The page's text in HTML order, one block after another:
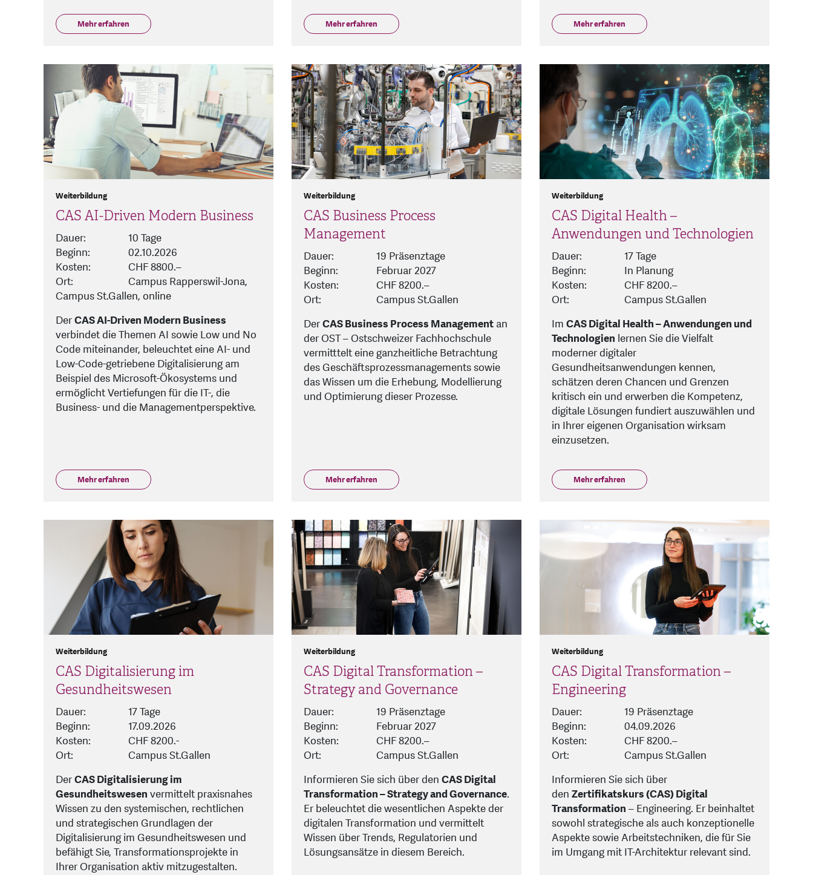
Mehr erfahren Mehr erfahren Mehr erfahren
Weiterbildung
CAS AI-Driven Modern Business
Dauer:
10 Tage
Beginn:
02.10.2026
Kosten:
CHF 8800.–
Ort:
Campus Rapperswil-Jona,
Campus St.Gallen, online
DerCAS AI-Driven Modern Business
verbindet die Themen AI sowie Low und No
Code miteinander, beleuchtet eine AI- und
Low-Code-getriebene Digitalisierung am
Beispiel des Microsoft-Ökosystems und
ermöglicht Vertiefungen für die IT-, die
Business- und die Managementperspektive.
Mehr erfahren
Weiterbildung
CAS Business Process
Management
Dauer:
19 Präsenztage
Beginn:
Februar 2027
Kosten:
CHF 8200.–
Ort:
Campus St.Gallen
DerCAS Business Process Management an
der OST – Ostschweizer Fachhochschule
vermitttelt eine ganzheitliche Betrachtung
des Geschäftsprozessmanagements sowie
das Wissen um die Erhebung, Modellierung
und Optimierung dieser Prozesse.
Mehr erfahren
Weiterbildung
CAS Digital Health –
Anwendungen und Technologien
Dauer:
17 Tage
Beginn:
In Planung
Kosten:
CHF 8200.–
Ort:
Campus St.Gallen
Im CAS Digital Health – Anwendungen und
Technologien lernen Sie die Vielfalt
moderner digitaler
Gesundheitsanwendungen kennen,
schätzen deren Chancen und Grenzen
kritisch ein und erwerben die Kompetenz,
digitale Lösungen fundiert auszuwählen und
in Ihrer eigenen Organisation wirksam
einzusetzen.
Mehr erfahren
Weiterbildung
CAS Digitalisierung im
Gesundheitswesen
Dauer:
17 Tage
Beginn:
17.09.2026
Kosten:
CHF 8200.-
Ort:
Campus St.Gallen
DerCAS Digitalisierung im
Gesundheitswesen vermittelt praxisnahes
Wissen zu den systemischen, rechtlichen
und strategischen Grundlagen der
Digitalisierung im Gesundheitswesen und
befähigt Sie, Transformationsprojekte in
Ihrer Organisation aktiv mitzugestalten.
Weiterbildung
CAS Digital Transformation –
Strategy and Governance
Dauer:
19 Präsenztage
Beginn:
Februar 2027
Kosten:
CHF 8200.–
Ort:
Campus St.Gallen
Informieren Sie sich über den CAS Digital
Transformation – Strategy and Governance.
Er beleuchtet die wesentlichen Aspekte der
digitalen Transformation und vermittelt
Wissen über Trends, Regulatorien und
Lösungsansätze in diesem Bereich.
Weiterbildung
CAS Digital Transformation –
Engineering
Dauer:
19 Präsenztage
Beginn:
04.09.2026
Kosten:
CHF 8200.–
Ort:
Campus St.Gallen
Informieren Sie sich über
den Zertifikatskurs (CAS) Digital
Transformation – Engineering. Er beinhaltet
sowohl strategische als auch konzeptionelle
Aspekte sowie Arbeitstechniken, die für Sie
im Umgang mit IT-Architektur relevant sind.